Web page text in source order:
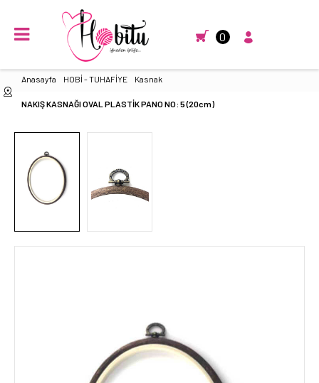
0
Anasayfa HOBİ - TUHAFİYE Kasnak
NAKIŞ KASNAĞI OVAL PLASTİK PANO NO: 5 (20cm)